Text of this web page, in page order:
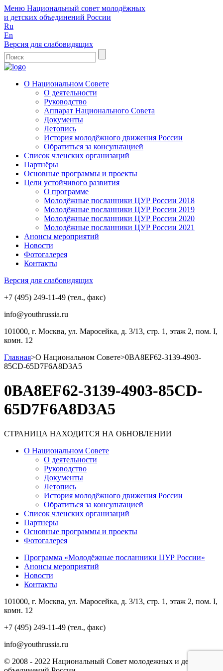
Меню Национальный совет молодёжных
и детских объединений России
Ru
En
Версия для слабовидящих
О Национальном Совете
О деятельности
Руководство
Аппарат Национального Совета
Документы
Летопись
История молодёжного движения России
Обратиться за консультацией
Список членских организаций
Партнёры
Основные программы и проекты
Цели устойчивого развития
О программе
Молодёжные посланники ЦУР России 2018
Молодёжные посланники ЦУР России 2019
Молодёжные посланники ЦУР России 2020
Молодёжные посланники ЦУР России 2021
Анонсы мероприятий
Новости
Фотогалерея
Контакты
Версия для слабовидящих
+7 (495) 249-11-49 (тел., факс)
info@youthrussia.ru
101000, г. Москва, ул. Маросейка, д. 3/13, стр. 1, этаж 2, пом. I,
комн. 12
Главная>О Национальном Совете>0BA8EF62-3139-4903-
85CD-65D7F6A8D3A5
0BA8EF62-3139-4903-85CD-
65D7F6A8D3A5
СТРАНИЦА НАХОДИТСЯ НА ОБНОВЛЕНИИ
О Национальном Совете
О деятельности
Руководство
Документы
Летопись
История молодёжного движения России
Обратиться за консультацией
Список членских организаций
Партнеры
Основные программы и проекты
Фотогалерея
Программа «Молодёжные посланники ЦУР России»
Анонсы мероприятий
Новости
Контакты
101000, г. Москва, ул. Маросейка, д. 3/13, стр. 1, этаж 2, пом. I,
комн. 12
+7 (495) 249-11-49 (тел., факс)
info@youthrussia.ru
© 2008 - 2022 Национальный Совет молодежных и детских